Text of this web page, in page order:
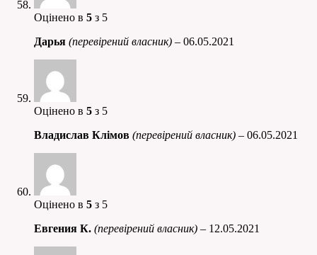
Оцінено в 5 з 5
Дарья (перевірений власник) – 06.05.2021
Оцінено в 5 з 5
Владислав Клімов (перевірений власник) – 06.05.2021
Оцінено в 5 з 5
Евгения К. (перевірений власник) – 12.05.2021